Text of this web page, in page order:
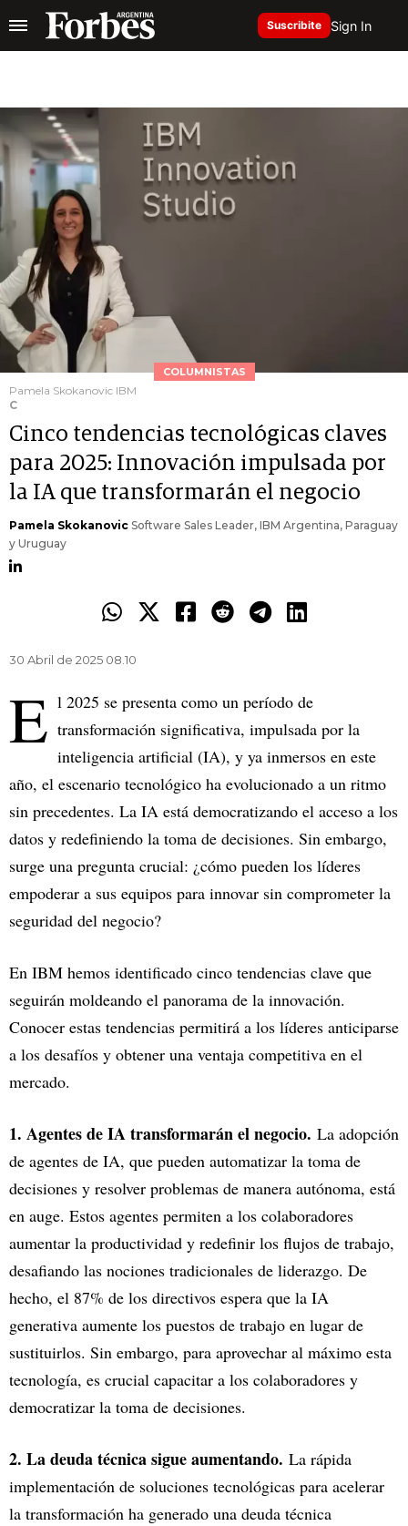
Suscribite Sign In
COLUMNISTAS
Pamela Skokanovic IBM
C
Cinco tendencias tecnológicas claves
para 2025: Innovación impulsada por
la IA que transformarán el negocio
Pamela Skokanovic Software Sales Leader, IBM Argentina, Paraguay
y Uruguay
30 Abril de 2025 08.10
E l 2025 se presenta como un período de
transformación significativa, impulsada por la
inteligencia artificial (IA), y ya inmersos en este
año, el escenario tecnológico ha evolucionado a un ritmo
sin precedentes. La IA está democratizando el acceso a los
datos y redefiniendo la toma de decisiones. Sin embargo,
surge una pregunta crucial: ¿cómo pueden los líderes
empoderar a sus equipos para innovar sin comprometer la
seguridad del negocio?
En IBM hemos identificado cinco tendencias clave que
seguirán moldeando el panorama de la innovación.
Conocer estas tendencias permitirá a los líderes anticiparse
a los desafíos y obtener una ventaja competitiva en el
mercado.
1. Agentes de IA transformarán el negocio. La adopción
de agentes de IA, que pueden automatizar la toma de
decisiones y resolver problemas de manera autónoma, está
en auge. Estos agentes permiten a los colaboradores
aumentar la productividad y redefinir los flujos de trabajo,
desafiando las nociones tradicionales de liderazgo. De
hecho, el 87% de los directivos espera que la IA
generativa aumente los puestos de trabajo en lugar de
sustituirlos. Sin embargo, para aprovechar al máximo esta
tecnología, es crucial capacitar a los colaboradores y
democratizar la toma de decisiones.
2. La deuda técnica sigue aumentando. La rápida
implementación de soluciones tecnológicas para acelerar
la transformación ha generado una deuda técnica